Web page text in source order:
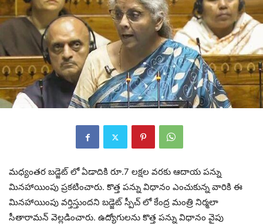
మధ్యంతర బడ్జెట్ లో ఏడాదికి రూ.7 లక్షల వరకు ఆదాయ పన్ను
మినహాయింపు ప్రకటించారు. కొత్త పన్ను విధానం ఎంచుకున్న వారికి ఈ
మినహాయింపు వర్తిస్తుందని బడ్జెట్ స్పీచ్ లో కేంద్ర మంత్రి నిర్మలా
సీతారామన్ వెల్లడించారు. ఉద్యోగులను కొత్త పన్ను విధానం వైపు